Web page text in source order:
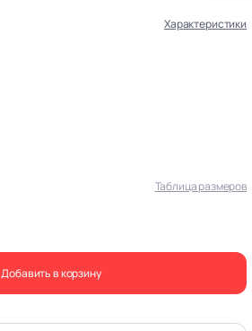
Характеристики
Таблица размеров
Добавить в корзину